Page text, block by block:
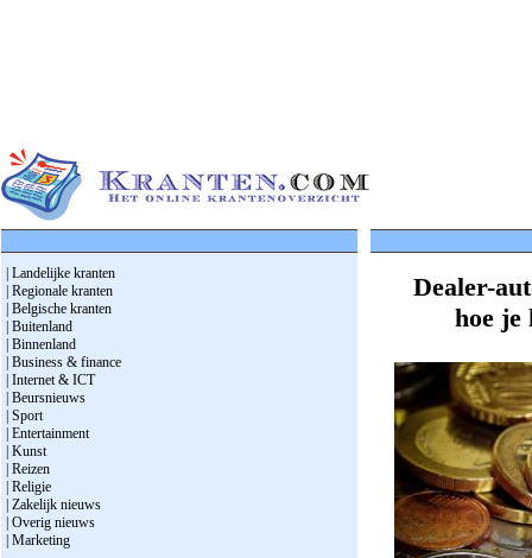
| Landelijke kranten
| Regionale kranten
| Belgische kranten
| Buitenland
| Binnenland
| Business & finance
| Internet & ICT
| Beursnieuws
| Sport
| Entertainment
| Kunst
| Reizen
| Religie
| Zakelijk nieuws
| Overig nieuws
| Marketing
Dealer-
hoe je